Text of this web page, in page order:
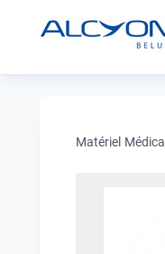
Matériel Médical